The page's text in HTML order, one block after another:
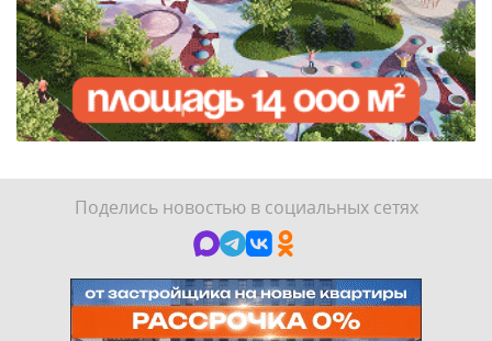
Поделись новостью в социальных сетях